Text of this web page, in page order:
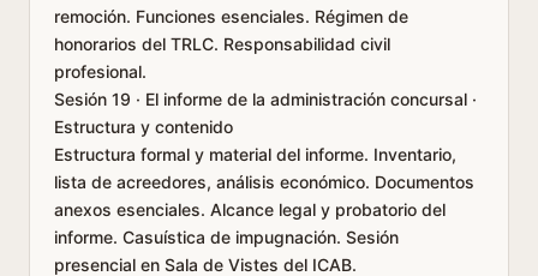
remoción. Funciones esenciales. Régimen de
honorarios del TRLC. Responsabilidad civil
profesional.
Sesión 19 · El informe de la administración concursal ·
Estructura y contenido
Estructura formal y material del informe. Inventario,
lista de acreedores, análisis económico. Documentos
anexos esenciales. Alcance legal y probatorio del
informe. Casuística de impugnación. Sesión
presencial en Sala de Vistes del ICAB.